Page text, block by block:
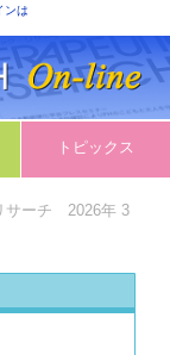
ンは
トピックス
サーチ 2026年 3